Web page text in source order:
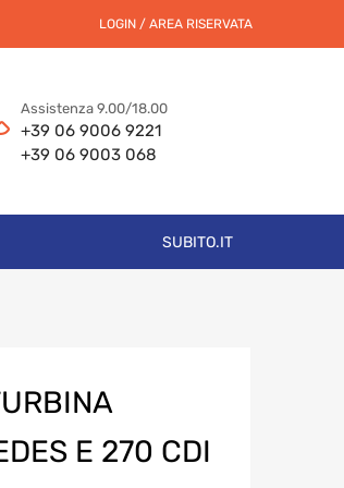
LOGIN / AREA RISERVATA
Assistenza 9.00/18.00
+39 06 9006 9221
+39 06 9003 068
SUBITO.IT
E 270 CDI